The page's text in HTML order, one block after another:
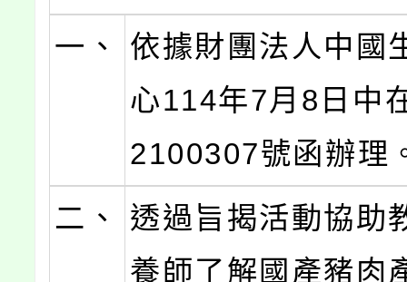
一、
依據財團法人中國
心114年7月8日中
2100307號函辦理
二、
透過旨揭活動協助
養師了解國產豬肉